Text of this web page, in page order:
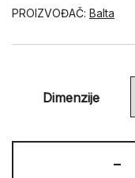
PROIZVOĐAČ: Balta
Dimenzije
-